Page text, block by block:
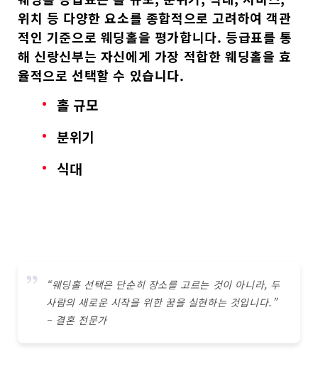
위치 등 다양한 요소를 종합적으로 고려하여객관
적인 기준으로 웨딩홀을 평가합니다. 등급표를 통
해 신랑신부는 자신에게 가장 적합한 웨딩홀을 효
율적으로 선택할 수 있습니다.
홀 규모
분위기
식대
“웨딩홀 선택은 단순히 장소를 고르는 것이 아니라, 두
사람의 새로운 시작을 위한 꿈을 실현하는 것입니다.”
– 결혼 전문가